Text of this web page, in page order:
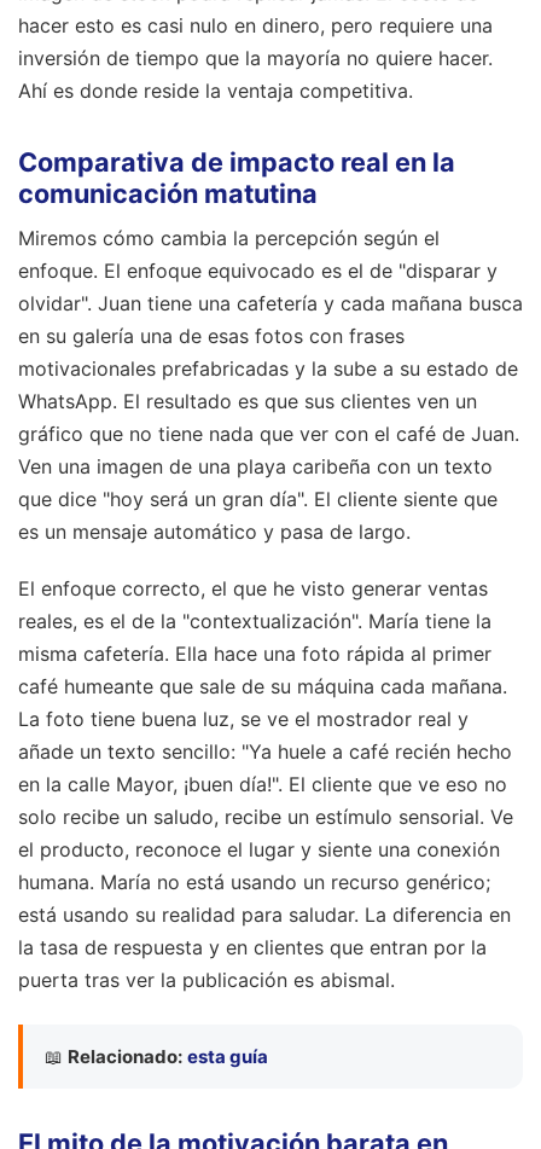
hacer esto es casi nulo en dinero, pero requiere una
inversión de tiempo que la mayoría no quiere hacer.
Ahí es donde reside la ventaja competitiva.
Comparativa de impacto real en la
comunicación matutina
Miremos cómo cambia la percepción según el
enfoque. El enfoque equivocado es el de "disparar y
olvidar". Juan tiene una cafetería y cada mañana busca
en su galería una de esas fotos con frases
motivacionales prefabricadas y la sube a su estado de
WhatsApp. El resultado es que sus clientes ven un
gráfico que no tiene nada que ver con el café de Juan.
Ven una imagen de una playa caribeña con un texto
que dice "hoy será un gran día". El cliente siente que
es un mensaje automático y pasa de largo.
El enfoque correcto, el que he visto generar ventas
reales, es el de la "contextualización". María tiene la
misma cafetería. Ella hace una foto rápida al primer
café humeante que sale de su máquina cada mañana.
La foto tiene buena luz, se ve el mostrador real y
añade un texto sencillo: "Ya huele a café recién hecho
en la calle Mayor, ¡buen día!". El cliente que ve eso no
solo recibe un saludo, recibe un estímulo sensorial. Ve
el producto, reconoce el lugar y siente una conexión
humana. María no está usando un recurso genérico;
está usando su realidad para saludar. La diferencia en
la tasa de respuesta y en clientes que entran por la
puerta tras ver la publicación es abismal.
📖 Relacionado: esta guía